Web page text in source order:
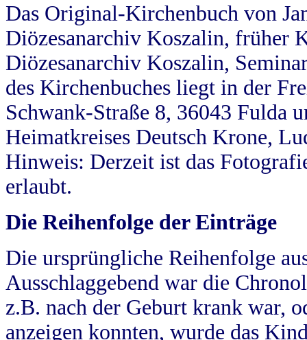
Das Original-Kirchenbuch von
Diözesanarchiv Koszalin, früher
Diözesanarchiv Koszalin,
des Kirchenbuches liegt in der
Schwank-Straße 8, 36043 Fulda
Heimatkreises Deutsch Krone,
Hinweis: Derzeit ist das
erlaubt.
Die Reihenfolge der Einträge
Die ursprüngliche Reihenfolge
Ausschlaggebend war die
z.B. nach der Geburt krank war,
anzeigen konnten, wurde das